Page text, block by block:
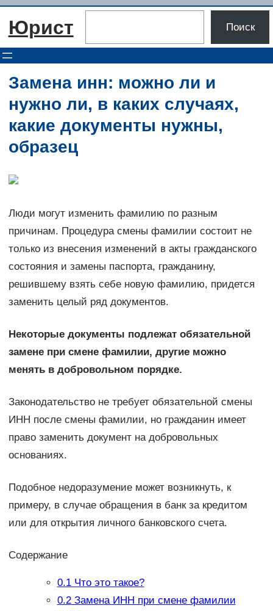
Перейти
Юрист Поиск
Замена инн: можно ли и
нужно ли, в каких случаях,
какие документы нужны,
образец
Люди могут изменить фамилию по разным
причинам. Процедура смены фамилии состоит не
только из внесения изменений в акты гражданского
состояния и замены паспорта, гражданину,
решившему взять себе новую фамилию, придется
заменить целый ряд документов.
Некоторые документы подлежат обязательной
замене при смене фамилии, другие можно
менять в добровольном порядке.
Законодательство не требует обязательной смены
ИНН после смены фамилии, но гражданин имеет
право заменить документ на добровольных
основаниях.
Подобное недоразумение может возникнуть, к
примеру, в случае обращения в банк за кредитом
или для открытия личного банковского счета.
Содержание
0.1Что это такое?
0.2Замена ИНН при смене фамилии